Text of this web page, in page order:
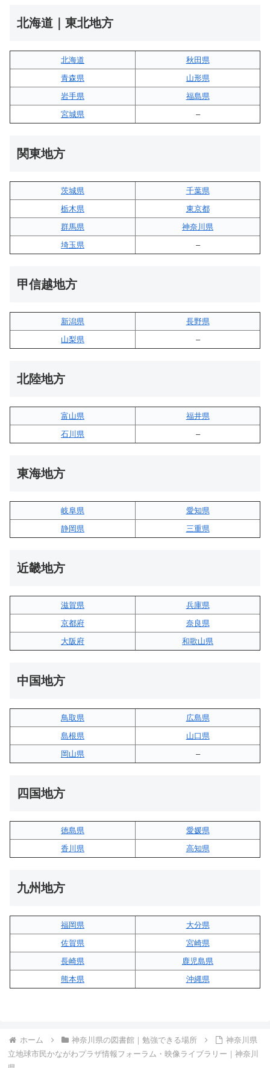
北海道｜東北地方
北海道
秋田県
青森県
山形県
岩手県
福島県
宮城県
–
関東地方
茨城県
千葉県
栃木県
東京都
群馬県
神奈川県
埼玉県
–
甲信越地方
新潟県
長野県
山梨県
–
北陸地方
富山県
福井県
石川県
–
東海地方
岐阜県
愛知県
静岡県
三重県
近畿地方
滋賀県
兵庫県
京都府
奈良県
大阪府
和歌山県
中国地方
鳥取県
広島県
島根県
山口県
岡山県
–
四国地方
徳島県
愛媛県
香川県
高知県
九州地方
福岡県
大分県
佐賀県
宮崎県
長崎県
鹿児島県
熊本県
沖縄県
ホーム 神奈川県の図書館｜勉強できる場所
神奈川県
立地球市民かながわプラザ情報フォーラム・映像ライブラリー｜神奈川